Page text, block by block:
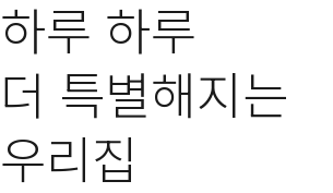
하루 하루
더 특별해지는
우리집